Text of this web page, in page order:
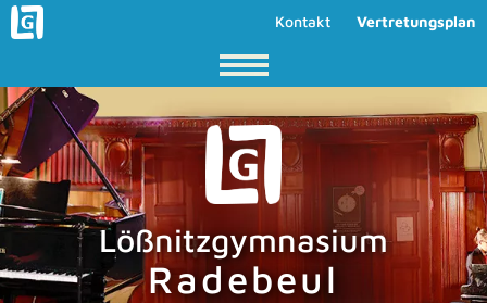
Kontakt Vertretungsplan
Lößnitzgymnasium
Radebeul